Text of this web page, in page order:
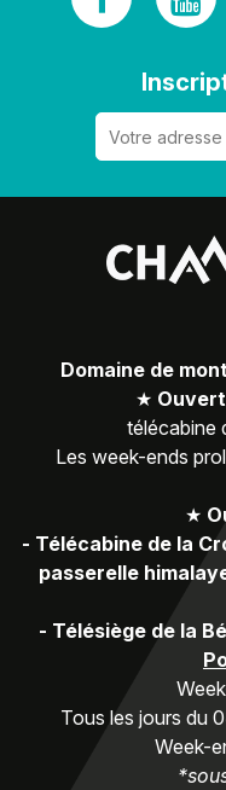
Domaine de
★
télécabine
Les week-ends
★
- Télécabine de la
passerelle
- Télésiège de la
Tous les jours du
Week-